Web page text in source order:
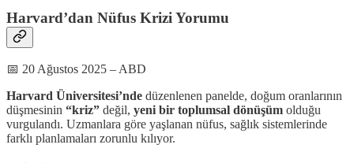
Harvard’dan Nüfus Krizi Yorumu
📅 20 Ağustos 2025 – ABD
Harvard Üniversitesi’nde düzenlenen panelde, doğum oranlarının
düşmesinin “kriz” değil, yeni bir toplumsal dönüşüm olduğu
vurgulandı. Uzmanlara göre yaşlanan nüfus, sağlık sistemlerinde
farklı planlamaları zorunlu kılıyor.